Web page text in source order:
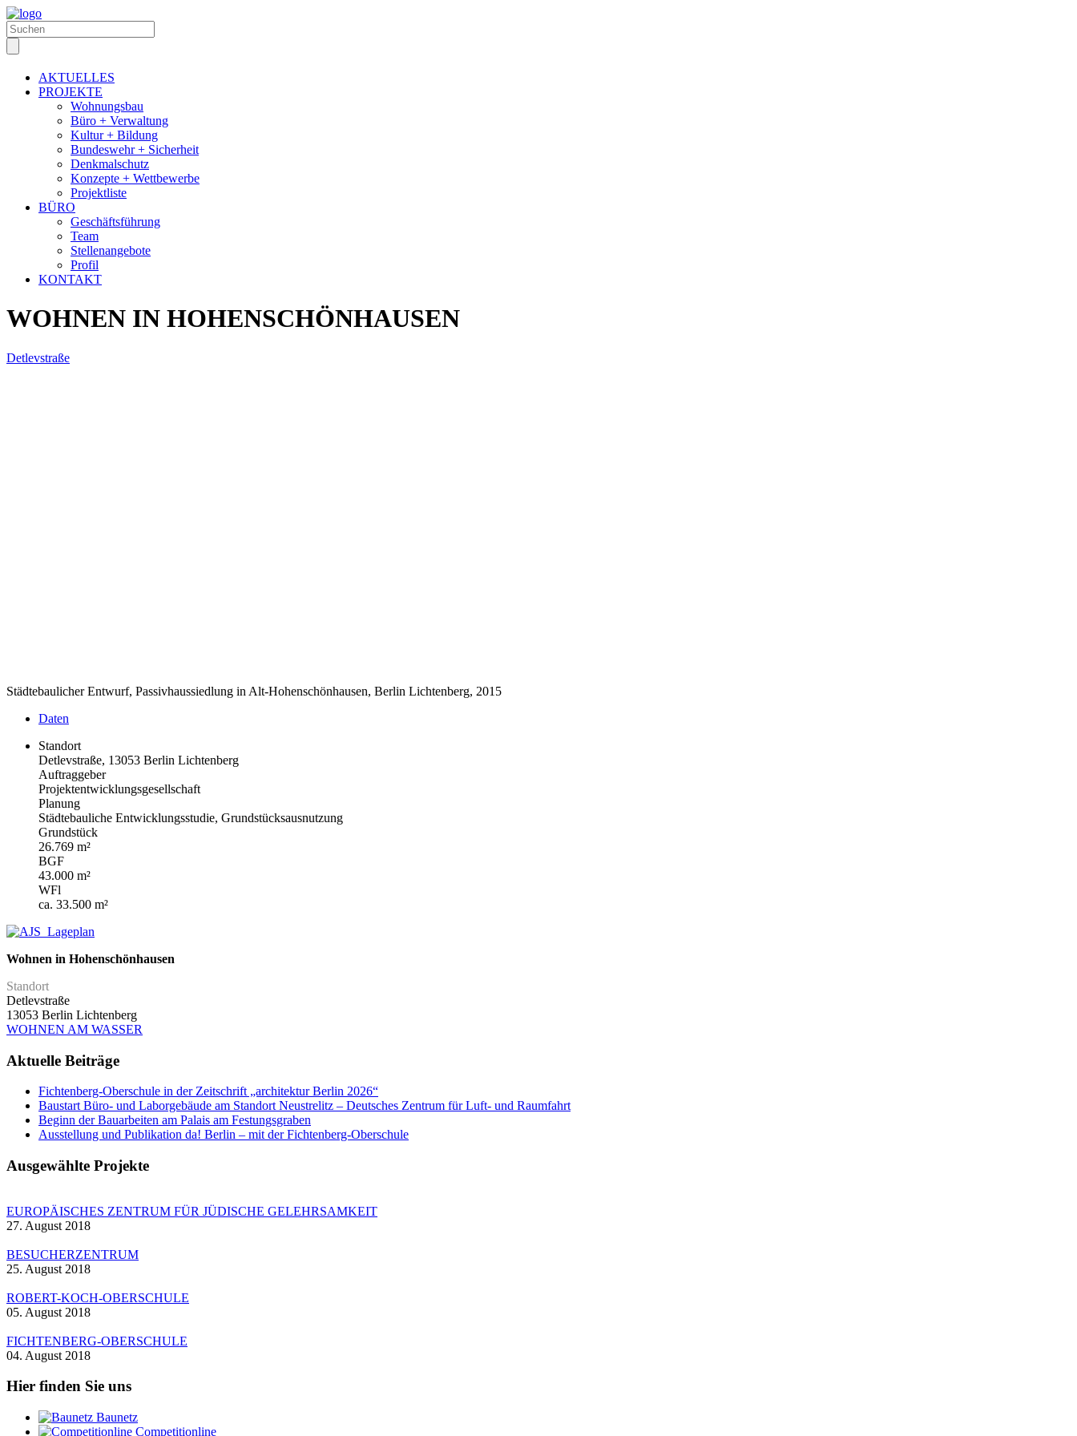
AKTUELLES
PROJEKTE
Wohnungsbau
Büro + Verwaltung
Kultur + Bildung
Bundeswehr + Sicherheit
Denkmalschutz
Konzepte + Wettbewerbe
Projektliste
BÜRO
Geschäftsführung
Team
Stellenangebote
Profil
KONTAKT
WOHNEN IN HOHENSCHÖNHAUSEN
Detlevstraße
Städtebaulicher Entwurf, Passivhaussiedlung in Alt-Hohenschönhausen, Berlin Lichtenberg, 2015
Daten
Standort
Detlevstraße, 13053 Berlin Lichtenberg
Auftraggeber
Projektentwicklungsgesellschaft
Planung
Städtebauliche Entwicklungsstudie, Grundstücksausnutzung
Grundstück
26.769 m²
BGF
43.000 m²
WFl
ca. 33.500 m²
Wohnen in Hohenschönhausen
Standort
Detlevstraße
13053 Berlin Lichtenberg
WOHNEN AM WASSER
Aktuelle Beiträge
Fichtenberg-Oberschule in der Zeitschrift „architektur Berlin 2026“
Baustart Büro- und Laborgebäude am Standort Neustrelitz – Deutsches Zentrum für Luft- und Raumfahrt
Beginn der Bauarbeiten am Palais am Festungsgraben
Ausstellung und Publikation da! Berlin – mit der Fichtenberg-Oberschule
Ausgewählte Projekte
EUROPÄISCHES ZENTRUM FÜR JÜDISCHE GELEHRSAMKEIT
27. August 2018
BESUCHERZENTRUM
25. August 2018
ROBERT-KOCH-OBERSCHULE
05. August 2018
FICHTENBERG-OBERSCHULE
04. August 2018
Hier finden Sie uns
Baunetz
Competitionline